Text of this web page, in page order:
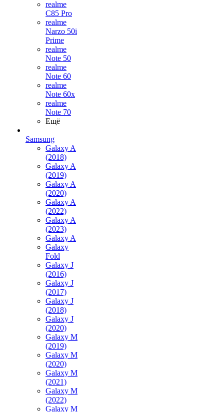
realme
C85 Pro
realme
Narzo 50i
Prime
realme
Note 50
realme
Note 60
realme
Note 60x
realme
Note 70
Ещё
Samsung
Galaxy A
(2018)
Galaxy A
(2019)
Galaxy A
(2020)
Galaxy A
(2022)
Galaxy A
(2023)
Galaxy A
Galaxy
Fold
Galaxy J
(2016)
Galaxy J
(2017)
Galaxy J
(2018)
Galaxy J
(2020)
Galaxy M
(2019)
Galaxy M
(2020)
Galaxy M
(2021)
Galaxy M
(2022)
Galaxy M